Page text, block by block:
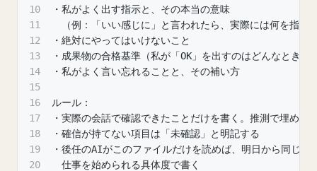
10
・私がよく出す指示と、その本当の意味
11
（例：「いい感じに」と言われたら、実際には何を指す
12
・絶対にやってはいけないこと
13
・成果物の合格基準（私が「OK」を出すのはどんなときか
14
・私がよく言い忘れることと、その補い方
15
16
ルール：
17
・実際の会話で確認できたことだけを書く。推測で埋めな
18
・確信が持てない項目は「未確認」と明記する
19
・後任のAIがこのファイルだけを読めば、明日から同じ品
20
仕事を始められる具体度で書く